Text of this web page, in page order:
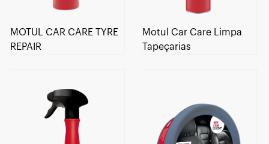
MOTUL CAR CARE TYRE
REPAIR
Motul Car Care Limpa
Tapeçarias